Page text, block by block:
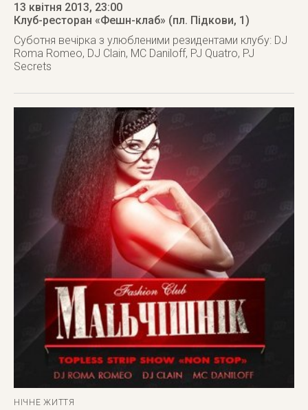
13 квітня 2013, 23:00
Клуб-ресторан «Фешн-клаб» (пл. Підкови, 1)
Суботня вечірка з улюбленими резидентами клубу: DJ
Roma Romeo, DJ Clain, MC Daniloff, PJ Quatro, PJ
Secrets
НІЧНЕ ЖИТТЯ